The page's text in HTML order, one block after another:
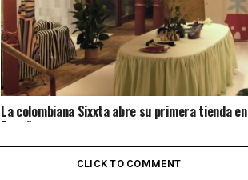
La colombiana Sixxta abre su primera tienda en
España
CLICK TO COMMENT